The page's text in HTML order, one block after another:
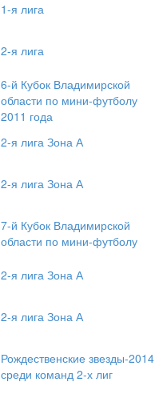
1-я лига
2-я лига
6-й Кубок Владимирской
области по мини-футболу
2011 года
2-я лига Зона А
2-я лига Зона А
7-й Кубок Владимирской
области по мини-футболу
2-я лига Зона А
2-я лига Зона А
Рождественские звезды-2014
среди команд 2-х лиг